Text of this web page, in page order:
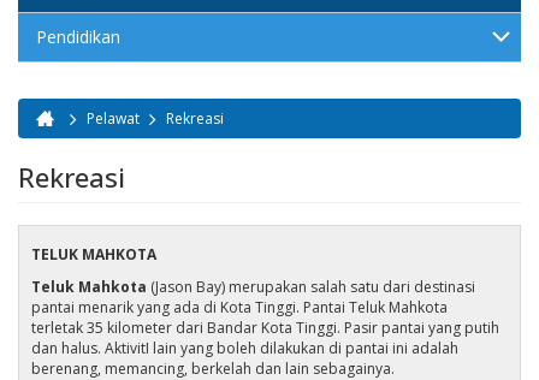
Pendidikan
Anda di sini
Pelawat Rekreasi
Rekreasi
TELUK MAHKOTA
Teluk Mahkota (Jason Bay) merupakan salah satu dari destinasi
pantai menarik yang ada di Kota Tinggi. Pantai Teluk Mahkota
terletak 35 kilometer dari Bandar Kota Tinggi. Pasir pantai yang putih
dan halus. AktivitI lain yang boleh dilakukan di pantai ini adalah
berenang, memancing, berkelah dan lain sebagainya.